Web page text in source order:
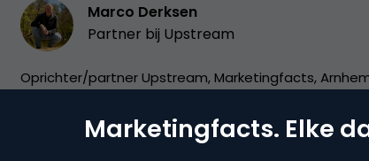
Marco Derksen
Partner bij Upstream
Oprichter/partner Upstream, Marketingfacts,
Marketingfacts. Elke